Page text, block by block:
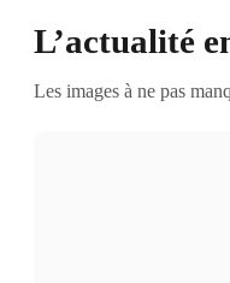
L’actualité
Les images à ne pas